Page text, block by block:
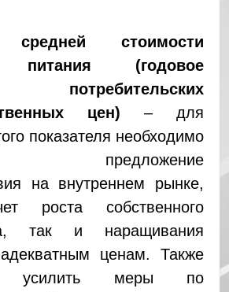
средней стоимости
питания (годовое
потребительских
цен)
– для
показателя необходимо
предложение
на внутреннем рынке,
роста собственного
так и наращивания
ценам. Также
усилить меры по